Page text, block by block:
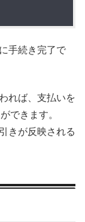
手続き完了で
れば、支払いを
できます。
きが反映される